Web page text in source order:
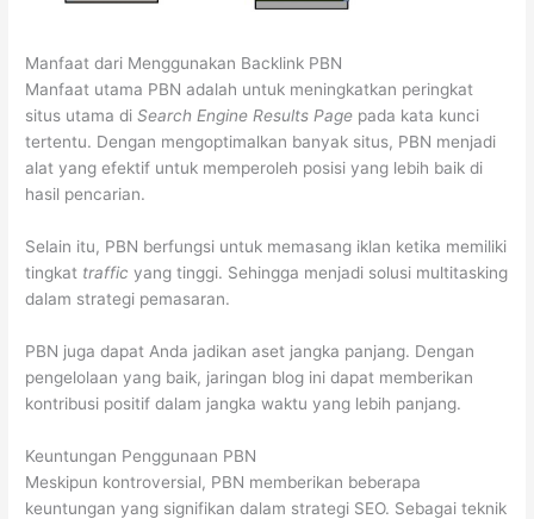
Manfaat dari Menggunakan Backlink PBN
Manfaat utama PBN adalah untuk meningkatkan peringkat
situs utama diSearch Engine Results Page pada kata kunci
tertentu. Dengan mengoptimalkan banyak situs, PBN menjadi
alat yang efektif untuk memperoleh posisi yang lebih baik di
hasil pencarian.
Selain itu, PBN berfungsi untuk memasang iklan ketika memiliki
tingkat traffic yang tinggi. Sehingga menjadi solusi multitasking
dalam strategi pemasaran.
PBN juga dapat Anda jadikan aset jangka panjang. Dengan
pengelolaan yang baik, jaringan blog ini dapat memberikan
kontribusi positif dalam jangka waktu yang lebih panjang.
Keuntungan Penggunaan PBN
Meskipun kontroversial, PBN memberikan beberapa
keuntungan yang signifikan dalam strategi SEO. Sebagai teknik